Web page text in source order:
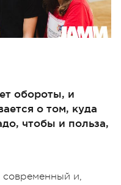
обороты, и
о том, куда
чтобы и польза,
современный и,